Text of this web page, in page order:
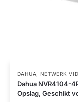
DAHUA, NETWERK
Dahua NVR4104-
Opslag, Geschikt